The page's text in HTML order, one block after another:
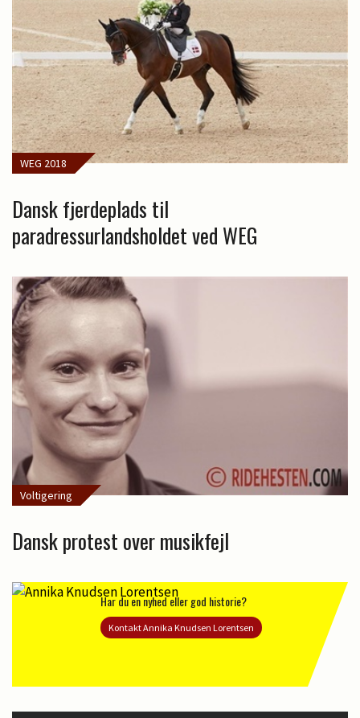
WEG 2018
Dansk fjerdeplads til
paradressurlandsholdet ved WEG
Voltigering
Dansk protest over musikfejl
Har du en nyhed eller god historie?
Kontakt Annika Knudsen Lorentsen